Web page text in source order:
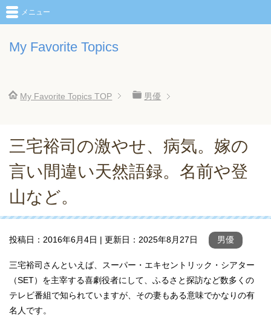
My Favorite Topics
メニュー
My Favorite Topics TOP 男優
三宅裕司の激やせ、病気。嫁の
言い間違い天然語録。名前や登
山など。
投稿日： 2016年6月4日 | 更新日： 2025年8月27日 男優
三宅裕司さんといえば、スーパー・エキセントリック・シアター
（SET）を主宰する喜劇役者にして、ふるさと探訪など数多くの
テレビ番組で知られていますが、その妻もある意味でかなりの有
名人です。